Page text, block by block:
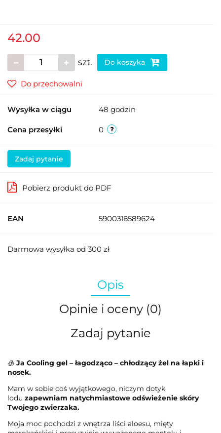
42.00
szt. Do koszyka
Do przechowalni
Wysyłka w ciągu 48 godzin
Cena przesyłki 0
Zadaj pytanie
Pobierz produkt do PDF
EAN 5900316589624
Darmowa wysyłka od 300 zł
Opis
Opinie i oceny (0)
Zadaj pytanie
🧊 Ja Cooling gel – łagodząco – chłodzący żel na łapki i
nosek.
Mam w sobie coś wyjątkowego, niczym dotyk
lodu zapewniam natychmiastowe odświeżenie skóry
Twojego zwierzaka.
Moja moc pochodzi z wnętrza liści aloesu, mięty